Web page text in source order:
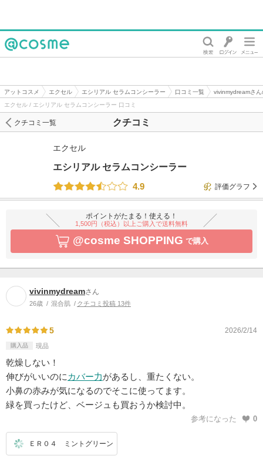
アットコスメ エクセル エシリアル セラムコンシーラー 口コミ一覧
vivinmydreamさ
エクセル / エシリアル セラムコンシーラー 口コミ
クチコミ
クチコミ一覧
エクセル
エシリアル セラムコンシーラー
4.9
評価グラフ
ポイントがたまる！使える！
1,500円（税込）以上ご購入で送料無料
@cosme SHOPPING で購入
vivinmydreamさん
26歳 混合肌 クチコミ投稿 13件
5 2026/2/14
購入品 現品
乾燥しない！
伸びがいいのに カバー力があるし、重たくない。
小鼻の赤みが気になるのでそこに使ってます。
緑を買ったけど、ベージュも買おうか検討中。
参考になった 0
ＥＲ０４ ミントグリーン